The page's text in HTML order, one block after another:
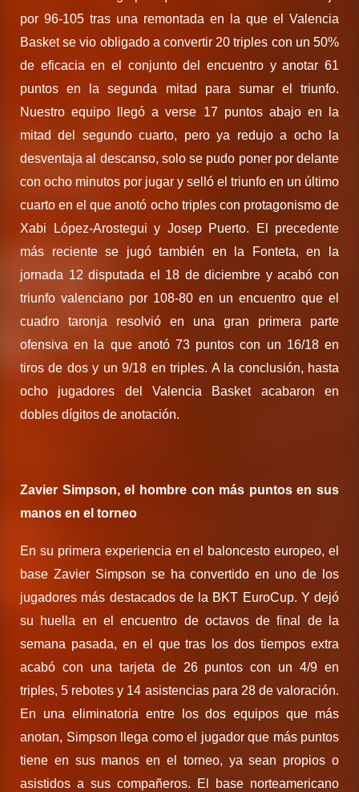
por 96-105 tras una remontada en la que el Valencia
Basket se vio obligado a convertir 20 triples con un 50%
de eficacia en el conjunto del encuentro y anotar 61
puntos en la segunda mitad para sumar el triunfo.
Nuestro equipo llegó a verse 17 puntos abajo en la
mitad del segundo cuarto, pero ya redujo a ocho la
desventaja al descanso, solo se pudo poner por delante
con ocho minutos por jugar y selló el triunfo en un último
cuarto en el que anotó ocho triples con protagonismo de
Xabi López-Arostegui y Josep Puerto. El precedente
más reciente se jugó también en la Fonteta, en la
jornada 12 disputada el 18 de diciembre y acabó con
triunfo valenciano por 108-80 en un encuentro que el
cuadro taronja resolvió en una gran primera parte
ofensiva en la que anotó 73 puntos con un 16/18 en
tiros de dos y un 9/18 en triples. A la conclusión, hasta
ocho jugadores del Valencia Basket acabaron en
dobles dígitos de anotación.
Zavier Simpson, el hombre con más puntos en sus
manos en el torneo
En su primera experiencia en el baloncesto europeo, el
base Zavier Simpson se ha convertido en uno de los
jugadores más destacados de la BKT EuroCup. Y dejó
su huella en el encuentro de octavos de final de la
semana pasada, en el que tras los dos tiempos extra
acabó con una tarjeta de 26 puntos con un 4/9 en
triples, 5 rebotes y 14 asistencias para 28 de valoración.
En una eliminatoria entre los dos equipos que más
anotan, Simpson llega como el jugador que más puntos
tiene en sus manos en el torneo, ya sean propios o
asistidos a sus compañeros. El base norteamericano